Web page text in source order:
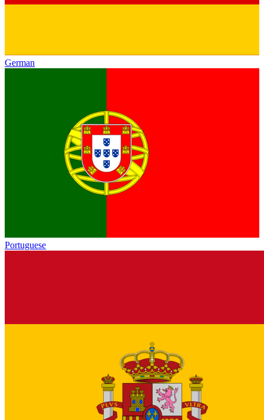
German
Portuguese